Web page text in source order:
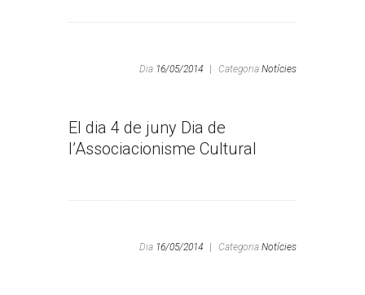
Dia 16/05/2014 Categoria Notícies
El dia 4 de juny Dia de
l’Associacionisme Cultural
Dia 16/05/2014 Categoria Notícies